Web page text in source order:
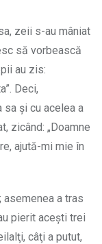
zeii s-au mâniat
să vorbească
au zis:
Deci,
şi cu acelea a
zicând: „Doamne
ajută-mi mie în
; asemenea a tras
pierit aceşti trei
câţi a putut,